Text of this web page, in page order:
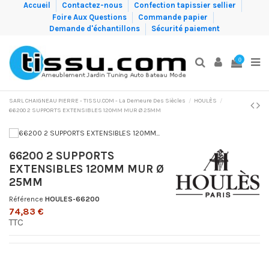
Accueil Contactez-nous
Confection tapissier sellier
Foire Aux Questions
Commande papier
Demande d'échantillons
Sécurité paiement
0
SARL CHAIGNEAU PIERRE - TISSU.COM - La Demeure Des Siècles
HOULÈS
66200 2 SUPPORTS EXTENSIBLES 120MM MUR Ø 25MM
66200 2 SUPPORTS
EXTENSIBLES 120MM MUR Ø
25MM
Référence HOULES-66200
74,83 €
TTC